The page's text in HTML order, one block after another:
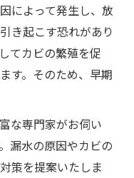
によって発生し、放
き起こす恐れがあり
てカビの繁殖を促
す。そのため、早期
な専門家がお伺い
漏水の原因やカビの
策を提案いたしま